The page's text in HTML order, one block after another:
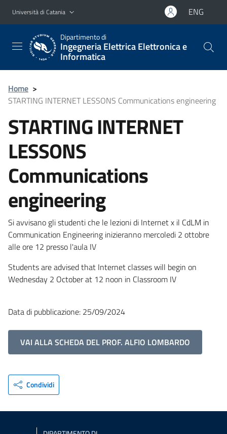
Vai al contenuto principale
Vai al menu di navigazione
Università di Catania ENG
Dipartimento di
Ingegneria Elettrica Elettronica e
Informatica
Home >
STARTING INTERNET LESSONS Communications engineering
STARTING INTERNET
LESSONS
Communications
engineering
Si avvisano gli studenti che le lezioni di Internet x il CdLM in
Communication Engineering inizieranno mercoledi 2 ottobre
alle ore 12 presso l'aula IV
Students are advised that Internet classes will begin on
Wednesday 2 October at 12 noon in Classroom IV
Data di pubblicazione: 25/09/2024
VAI ALLA SCHEDA DEL PROF. ALFIO LOMBARDO
Condividi